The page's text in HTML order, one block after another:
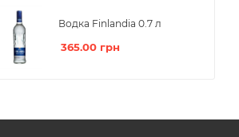
Водка Finlandia 0.7 л
365.00 грн